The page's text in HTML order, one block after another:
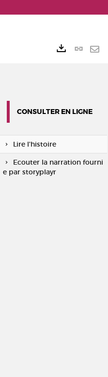
Lien
CONSULTER EN LIGNE
Lire l'histoire
Ecouter la narration fourni
e par storyplayr